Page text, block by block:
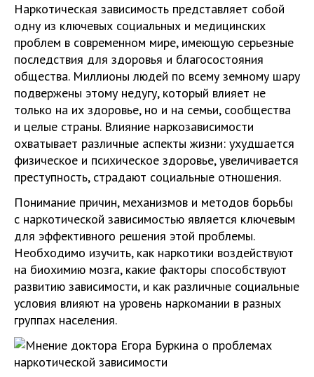
Наркотическая зависимость представляет собой
одну из ключевых социальных и медицинских
проблем в современном мире, имеющую серьезные
последствия для здоровья и благосостояния
общества. Миллионы людей по всему земному шару
подвержены этому недугу, который влияет не
только на их здоровье, но и на семьи, сообщества
и целые страны. Влияние наркозависимости
охватывает различные аспекты жизни: ухудшается
физическое и психическое здоровье, увеличивается
преступность, страдают социальные отношения.
Понимание причин, механизмов и методов борьбы
с наркотической зависимостью является ключевым
для эффективного решения этой проблемы.
Необходимо изучить, как наркотики воздействуют
на биохимию мозга, какие факторы способствуют
развитию зависимости, и как различные социальные
условия влияют на уровень наркомании в разных
группах населения.